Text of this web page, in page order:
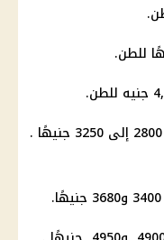
تراوح سعر طن الأسمنت المخلوط بين 2800 إلى 3250 جنيهًا .